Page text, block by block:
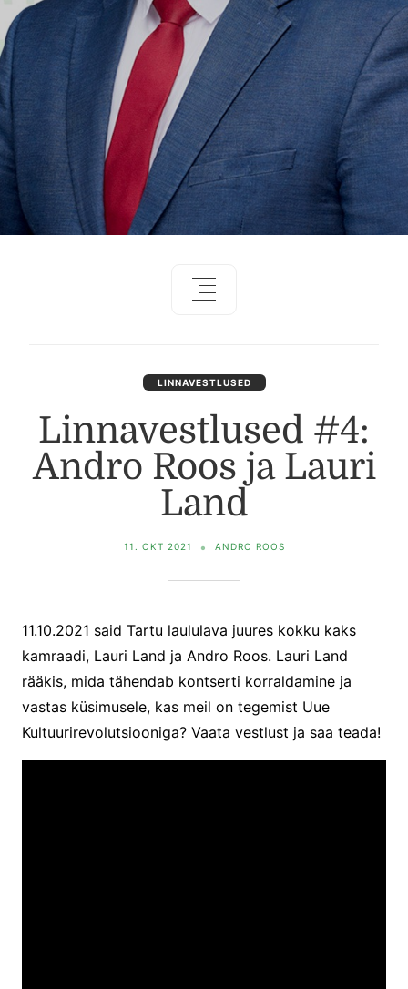
LINNAVESTLUSED
Linnavestlused #4:
Andro Roos ja Lauri
Land
11. OKT 2021 ANDRO ROOS
11.10.2021 said Tartu laululava juures kokku kaks
kamraadi, Lauri Land ja Andro Roos. Lauri Land
rääkis, mida tähendab kontserti korraldamine ja
vastas küsimusele, kas meil on tegemist Uue
Kultuurirevolutsiooniga? Vaata vestlust ja saa teada!